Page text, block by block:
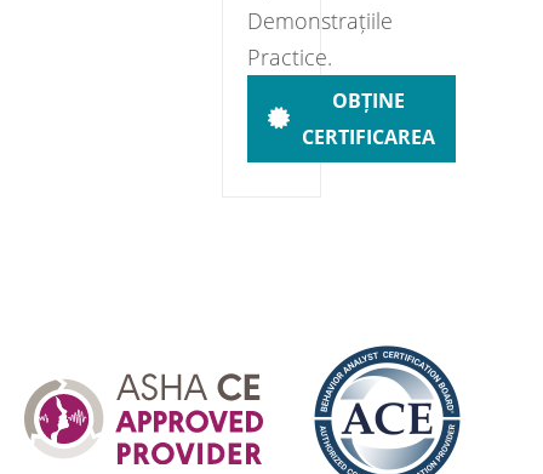
Demonstrațiile
Practice.
OBȚINE
CERTIFICAREA